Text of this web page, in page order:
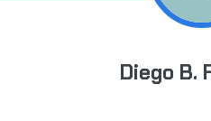
Diego B.